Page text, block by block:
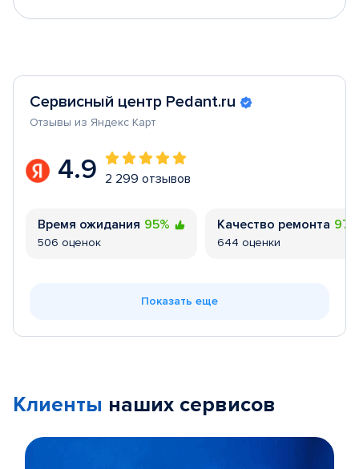
Сервисный центр Pedant.ru
Отзывы из Яндекс Карт
4.9 2 299 отзывов
Время ожидания 95%
506 оценок
Качество ремонта
644 оценки
Показать еще
Клиенты наших сервисов